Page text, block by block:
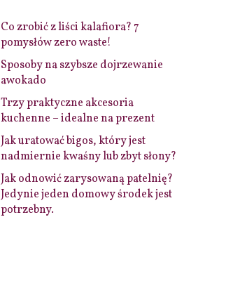
Co zrobić z liści kalafiora? 7
pomysłów zero waste!
Sposoby na szybsze dojrzewanie
awokado
Trzy praktyczne akcesoria
kuchenne – idealne na prezent
Jak uratować bigos, który jest
nadmiernie kwaśny lub zbyt słony?
Jak odnowić zarysowaną patelnię?
Jedynie jeden domowy środek jest
potrzebny.